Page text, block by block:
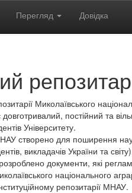
Перегляд Довідка
Миколаївського
постійний та
Університету.
створено для поширення
викладачів України та
документи, які
національного
репозитарії МНАУ.